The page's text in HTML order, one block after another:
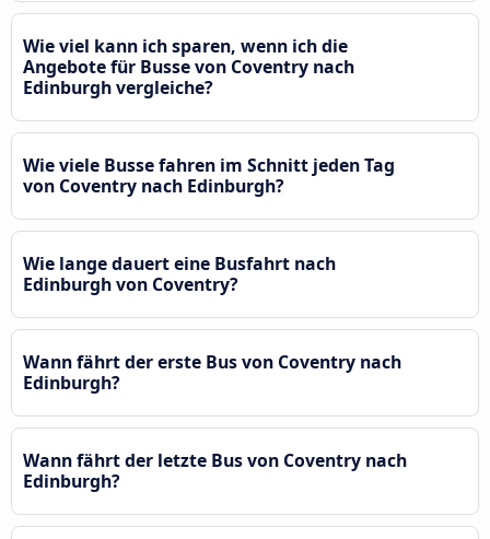
Wie viel kann ich sparen, wenn ich die
Angebote für Busse von Coventry nach
Edinburgh vergleiche?
Wie viele Busse fahren im Schnitt jeden Tag
von Coventry nach Edinburgh?
Wie lange dauert eine Busfahrt nach
Edinburgh von Coventry?
Wann fährt der erste Bus von Coventry nach
Edinburgh?
Wann fährt der letzte Bus von Coventry nach
Edinburgh?